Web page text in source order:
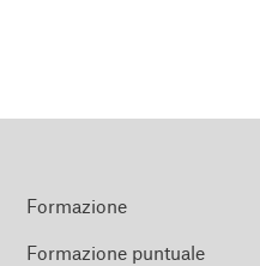
Formazione
Formazione puntuale